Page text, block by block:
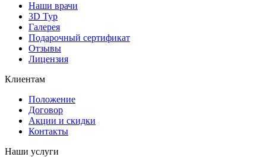
Наши врачи
3D Тур
Галерея
Подарочный сертификат
Отзывы
Лицензия
Клиентам
Положение
Договор
Акции и скидки
Контакты
Наши услуги